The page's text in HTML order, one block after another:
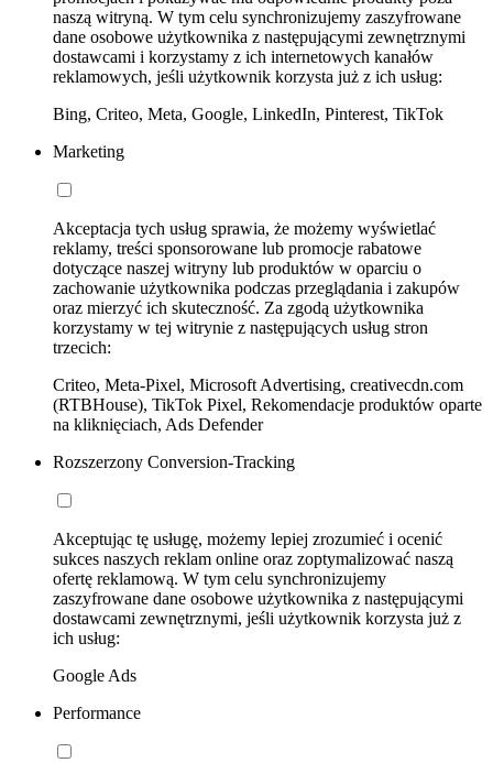
naszą witryną. W tym celu synchronizujemy zaszyfrowane
dane osobowe użytkownika z następującymi zewnętrznymi
dostawcami i korzystamy z ich internetowych kanałów
reklamowych, jeśli użytkownik korzysta już z ich usług:
Bing, Criteo, Meta, Google, LinkedIn, Pinterest, TikTok
Marketing
Akceptacja tych usług sprawia, że możemy wyświetlać
reklamy, treści sponsorowane lub promocje rabatowe
dotyczące naszej witryny lub produktów w oparciu o
zachowanie użytkownika podczas przeglądania i zakupów
oraz mierzyć ich skuteczność. Za zgodą użytkownika
korzystamy w tej witrynie z następujących usług stron
trzecich:
Criteo, Meta-Pixel, Microsoft Advertising, creativecdn.com
(RTBHouse), TikTok Pixel, Rekomendacje produktów oparte
na kliknięciach, Ads Defender
Rozszerzony Conversion-Tracking
Akceptując tę usługę, możemy lepiej zrozumieć i ocenić
sukces naszych reklam online oraz zoptymalizować naszą
ofertę reklamową. W tym celu synchronizujemy
zaszyfrowane dane osobowe użytkownika z następującymi
dostawcami zewnętrznymi, jeśli użytkownik korzysta już z
ich usług:
Google Ads
Performance